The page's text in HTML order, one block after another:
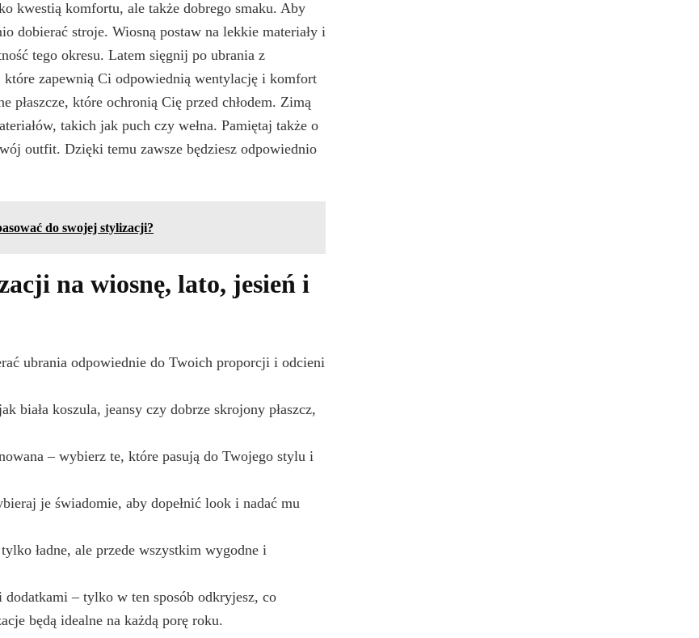
kwestią komfortu, ale także dobrego smaku. Aby
dobierać stroje. Wiosną postaw na lekkie materiały i
tego okresu. Latem sięgnij po ubrania z
które zapewnią Ci odpowiednią wentylację i komfort
płaszcze, które ochronią Cię przed chłodem. Zimą
takich jak puch czy wełna. Pamiętaj także o
outfit. Dzięki temu zawsze będziesz odpowiednio
do swojej stylizacji?
na wiosnę, lato, jesień i
ubrania odpowiednie do Twoich proporcji i odcieni
biała koszula, jeansy czy dobrze skrojony płaszcz,
– wybierz te, które pasują do Twojego stylu i
je świadomie, aby dopełnić look i nadać mu
ładne, ale przede wszystkim wygodne i
– tylko w ten sposób odkryjesz, co
będą idealne na każdą porę roku.